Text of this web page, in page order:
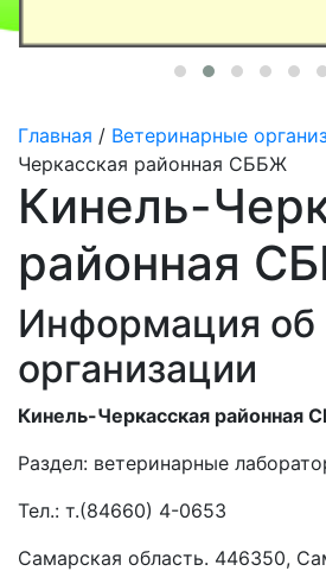
Главная / Ветеринарные
Черкасская районная СББЖ
Кинель-
районная
Информация об
организации
Кинель-Черкасская районная
Раздел: ветеринарные
Тел.: т.(84660) 4-0653
Самарская область. 446350,